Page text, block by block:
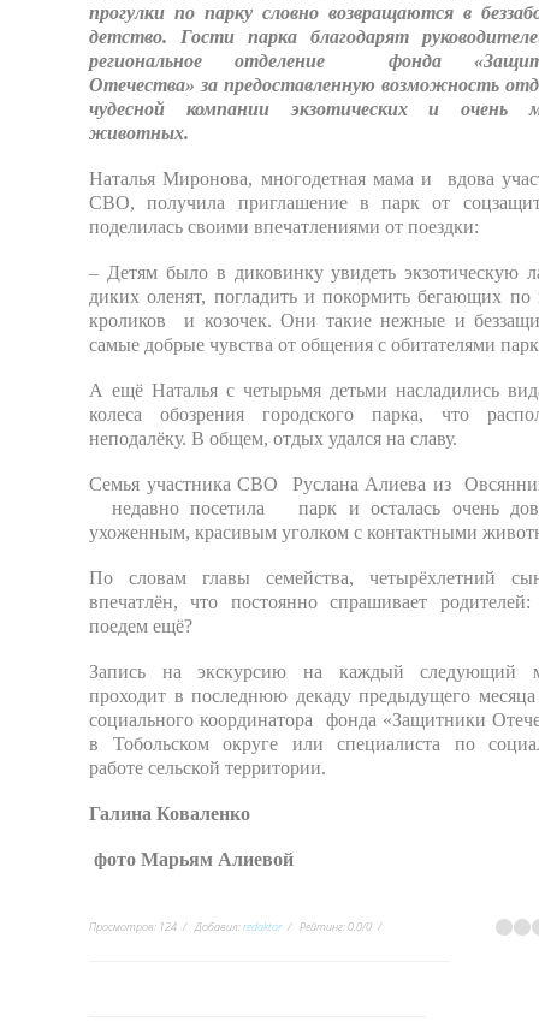
прогулки по парку словно возвращаются в
детство. Гости парка благодарят
региональное отделение фонда
Отечества» за предоставленную возможность
чудесной компании экзотических и очень
животных.
Наталья Миронова, многодетная мама и вдова
СВО, получила приглашение в парк от
поделилась своими впечатлениями от поездки:
– Детям было в диковинку увидеть экзотическую
диких оленят, погладить и покормить бегающих по
кроликов и козочек. Они такие нежные и
самые добрые чувства от общения с обитателями
А ещё Наталья с четырьмя детьми насладились
колеса обозрения городского парка, что
неподалёку. В общем, отдых удался на славу.
Семья участника СВО Руслана Алиева из
недавно посетила парк и осталась очень
ухоженным, красивым уголком с контактными
По словам главы семейства, четырёхлетний
впечатлён, что постоянно спрашивает родителей:
поедем ещё?
Запись на экскурсию на каждый следующий
проходит в последнюю декаду предыдущего месяца
социального координатора фонда «Защитники
в Тобольском округе или специалиста по
работе сельской территории.
Галина Коваленко
фото Марьям Алиевой
Просмотров: 124 Добавил:redaktor Рейтинг:0.0/0